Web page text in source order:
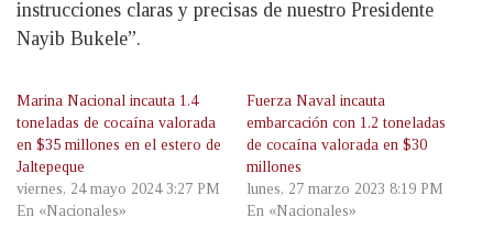
instrucciones claras y precisas de nuestro Presidente
Nayib Bukele”.
Marina Nacional incauta 1.4
toneladas de cocaína valorada
en $35 millones en el estero de
Jaltepeque
viernes, 24 mayo 2024 3:27 PM
En «Nacionales»
Fuerza Naval incauta
embarcación con 1.2 toneladas
de cocaína valorada en $30
millones
lunes, 27 marzo 2023 8:19 PM
En «Nacionales»